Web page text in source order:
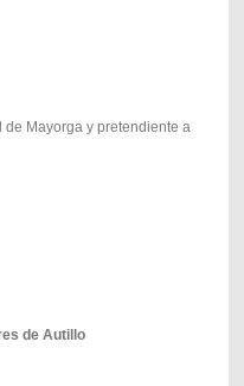
de Mayorga y pretendiente a
de Autillo